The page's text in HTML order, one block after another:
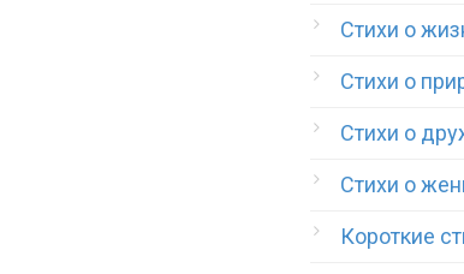
Стихи о
Стихи о
Стихи о
Стихи о
Короткие